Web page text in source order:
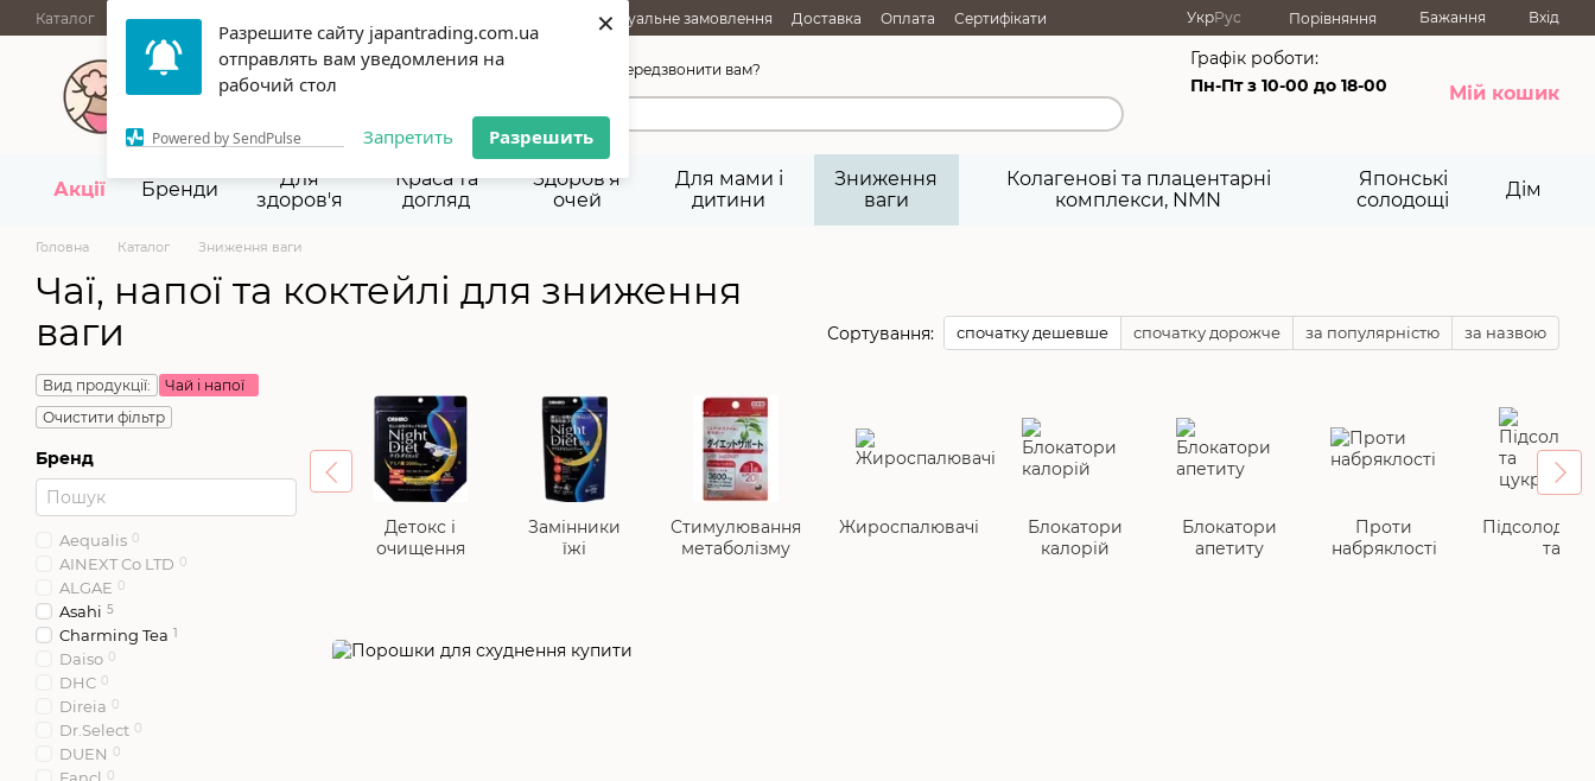
Разрешите сайту japantrading.com.ua
отправлять вам уведомления на
рабочий стол
Powered by SendPulse Запретить Разрешить
×
Перейти до основного контенту
Каталог АКЦІЇ НОВИНКИ Індивідуальне замовлення Доставка Оплата
Сертифікати
Термін придатності
Відгуки Про нас Контакти Повернення товарів Публічна оферта
УкрРус Порівняння Бажання Вхід
067 945-92-29,093 945-92-29 Передзвонити вам?
Графік роботи:
Пн-Пт з 10-00 до 18-00
Мій кошик
Акції Бренди
Для
здоров'я
Краса та
догляд
Здоров'я
очей
Для мами і
дитини
Зниження
ваги
Колагенові та плацентарні
комплекси, NMN
Японські
солодощі
Дім
Головна Каталог Зниження ваги
Чаї, напої та коктейлі для зниження
ваги
Сортування: спочатку дешевше спочатку дорожче за популярністю за назвою
Детокс і
очищення
Замінники
їжі
Стимулювання
метаболізму
Жироспалювачі
Блокатори
калорій
Блокатори
апетиту
Проти
набряклості
та
Вид продукції:
Чай і напої
Очистити фільтр
Бренд
Aequalis 0
AINEXT Co LTD 0
ALGAE 0
Asahi 5
Charming Tea 1
Daiso 0
DHC 0
Direia 0
Dr.Select 0
DUEN 0
0